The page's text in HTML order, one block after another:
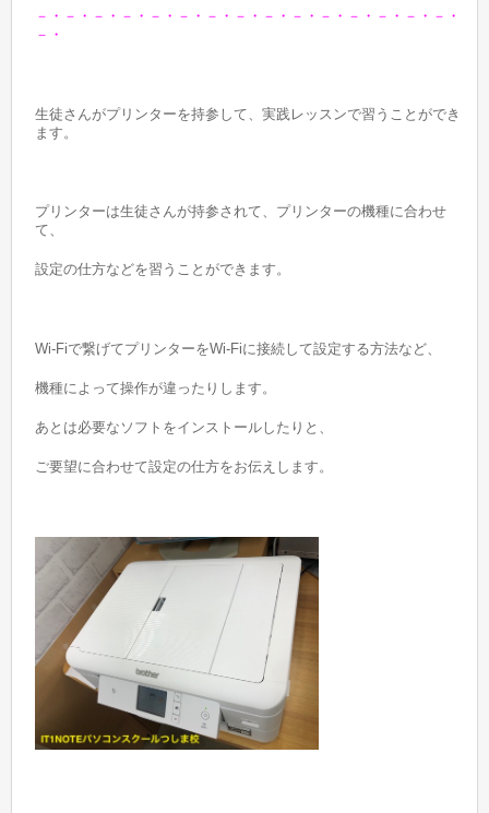
－・－・－・－・－・－・－・－・－・－・－・－・－・－・－・
－・
生徒さんがプリンターを持参して、実践レッスンで習うことができ
ます。
プリンターは生徒さんが持参されて、プリンターの機種に合わせ
て、
設定の仕方などを習うことができます。
Wi-Fiで繋げてプリンターをWi-Fiに接続して設定する方法など、
機種によって操作が違ったりします。
あとは必要なソフトをインストールしたりと、
ご要望に合わせて設定の仕方をお伝えします。